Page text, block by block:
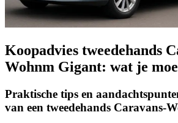
Koopadvies tweedehands
Wohnm Gigant: wat je
Praktische tips en
van een tweedehands Caravans-